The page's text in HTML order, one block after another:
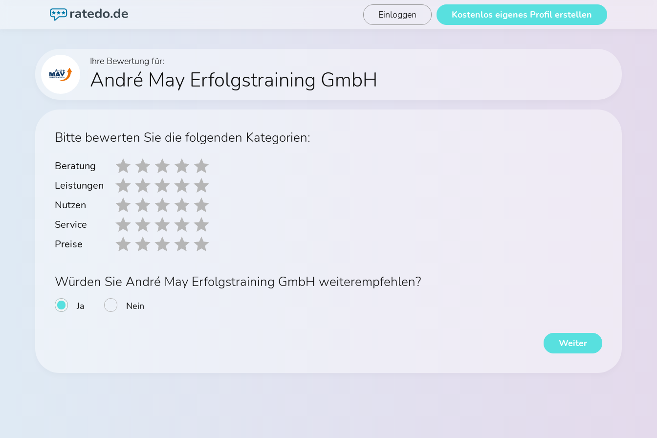
Einloggen Kostenlos eigenes Profil erstellen
Ihre Bewertung für:
André May Erfolgstraining GmbH
Bitte bewerten Sie die folgenden Kategorien:
Beratung
Leistungen
Nutzen
Service
Preise
Würden Sie André May Erfolgstraining GmbH weiterempfehlen?
Ja Nein
Weiter